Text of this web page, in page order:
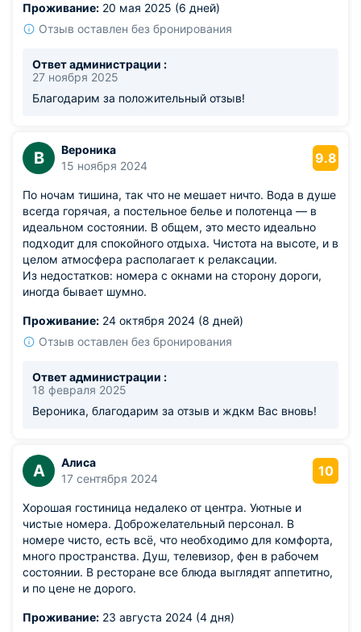
приходилось пользоваться верхним светом даже для
чтения.
Проживание: 20 мая 2025 (6 дней)
Отзыв оставлен без бронирования
Ответ администрации :
27 ноября 2025
Благодарим за положительный отзыв!
В
Вероника
15 ноября 2024
9.8
По ночам тишина, так что не мешает ничто. Вода в душе
всегда горячая, а постельное белье и полотенца — в
идеальном состоянии. В общем, это место идеально
подходит для спокойного отдыха. Чистота на высоте, и в
целом атмосфера располагает к релаксации.
Из недостатков: номера с окнами на сторону дороги,
иногда бывает шумно.
Проживание: 24 октября 2024 (8 дней)
Отзыв оставлен без бронирования
Ответ администрации :
18 февраля 2025
Вероника, благодарим за отзыв и ждкм Вас вновь!
А
Алиса
17 сентября 2024
10
Хорошая гостиница недалеко от центра. Уютные и
чистые номера. Доброжелательный персонал. В
номере чисто, есть всё, что необходимо для комфорта,
много пространства. Душ, телевизор, фен в рабочем
состоянии. В ресторане все блюда выглядят аппетитно,
и по цене не дорого.
Проживание: 23 августа 2024 (4 дня)